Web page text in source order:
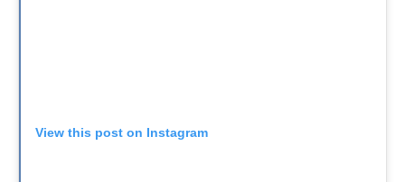
View this post on Instagram